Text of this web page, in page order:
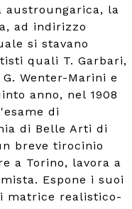
austroungarica, la
ad indirizzo
si stavano
quali T. Garbari,
Wenter-Marini e
anno, nel 1908
di
di Belle Arti di
breve tirocinio
a Torino, lavora a
Espone i suoi
matrice realistico-